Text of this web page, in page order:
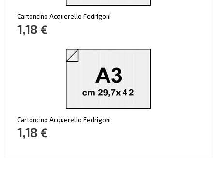
Cartoncino Acquerello Fedrigoni
1,18 €
Cartoncino Acquerello Fedrigoni
1,18 €